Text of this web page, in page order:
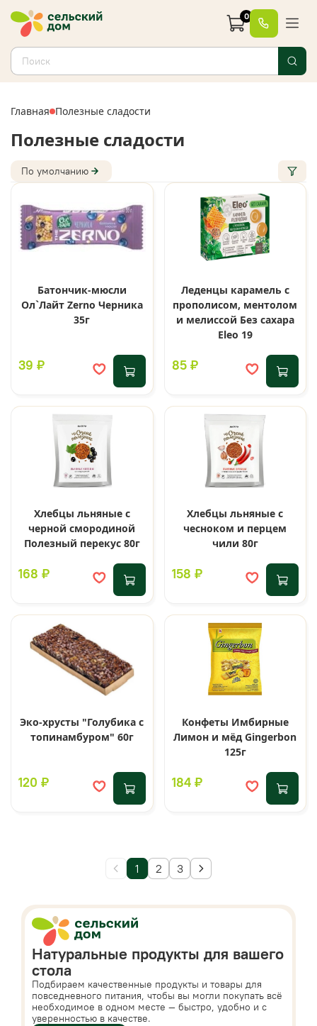
0
Главная Полезные сладости
Полезные сладости
По умолчанию
Батончик-мюсли
Ол`Лайт Zerno Черника
35г
39 ₽
Леденцы карамель с
прополисом, ментолом
и мелиссой Без сахара
Eleo 19
85 ₽
Хлебцы льняные с
черной смородиной
Полезный перекус 80г
168 ₽
Хлебцы льняные с
чесноком и перцем
чили 80г
158 ₽
Эко-хрусты "Голубика с
топинамбуром" 60г
120 ₽
Конфеты Имбирные
Лимон и мёд Gingerbon
125г
184 ₽
1 2 3
Натуральные продукты для вашего
стола
Подбираем качественные продукты и товары для
повседневного питания, чтобы вы могли покупать всё
необходимое в одном месте — быстро, удобно и с
уверенностью в качестве.